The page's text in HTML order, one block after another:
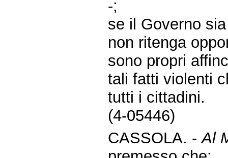
-;
se il Governo
non ritenga
sono propri
tali fatti violenti
tutti i cittadini.
(4-05446)
CASSOLA. -Al